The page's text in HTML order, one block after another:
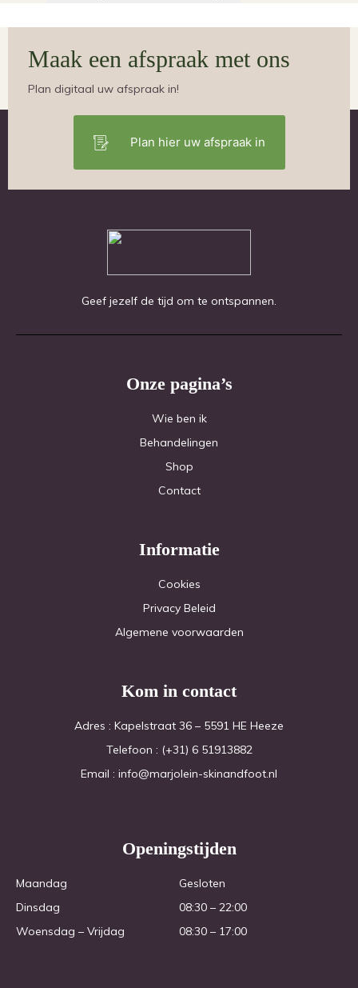
Maak een afspraak met ons
Plan digitaal uw afspraak in!
Plan hier uw afspraak in
Geef jezelf de tijd om te ontspannen.
Onze pagina’s
Wie ben ik
Behandelingen
Shop
Contact
Informatie
Cookies
Privacy Beleid
Algemene voorwaarden
Kom in contact
Adres : Kapelstraat 36 – 5591 HE Heeze
Telefoon : (+31) 6 51913882
Email : info@marjolein-skinandfoot.nl
Openingstijden
Maandag
Dinsdag
Woensdag – Vrijdag
Gesloten
08:30 – 22:00
08:30 – 17:00